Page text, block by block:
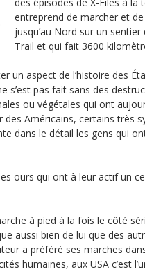
entreprend de marcher et
jusqu’au Nord sur un sentier
Trail et qui fait 3600
un aspect de l’histoire des
s’est pas fait sans des
ou végétales qui ont
des Américains, certains très
dans le détail les gens qui
ours qui ont à leur actif un
à pied à la fois le côté
aussi bien de lui que des
a préféré ses marches
humaines, aux USA c’est